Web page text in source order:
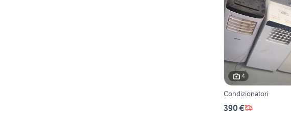
4
Condizionatori
390 €